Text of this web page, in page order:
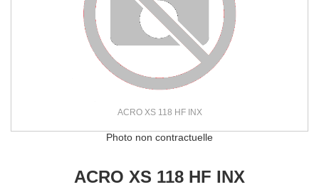
ACRO XS 118 HF INX
Photo non contractuelle
ACRO XS 118 HF INX